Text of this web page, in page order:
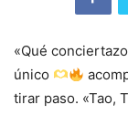
«Qué
único
tirar paso. «Tao,